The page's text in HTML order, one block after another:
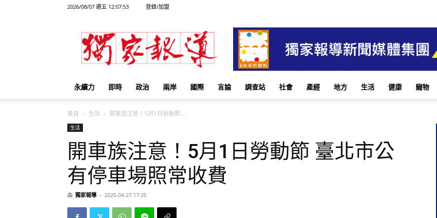
2026/08/07 週五 12:07:53 登錄/加盟
獨
家
報
永續力 即時 政治 兩岸 國際 言論 調查站 社會 產經 地方 生活 健康 寵物
首頁 生活 開車族注意！5月1日勞動節...
生活
開車族注意！5月1日勞動節 臺北市公
有停車場照常收費
由 獨家報導 - 2020-04-27 17:35